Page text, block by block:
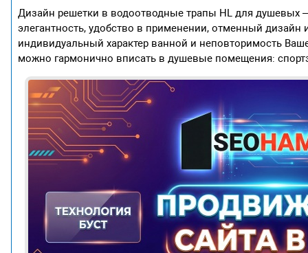
Дизайн решетки в водоотводные трапы HL для душевых
элегантность, удобство в применении, отменный
индивидуальный характер ванной и неповторимость
можно гармонично вписать в душевые помещения: